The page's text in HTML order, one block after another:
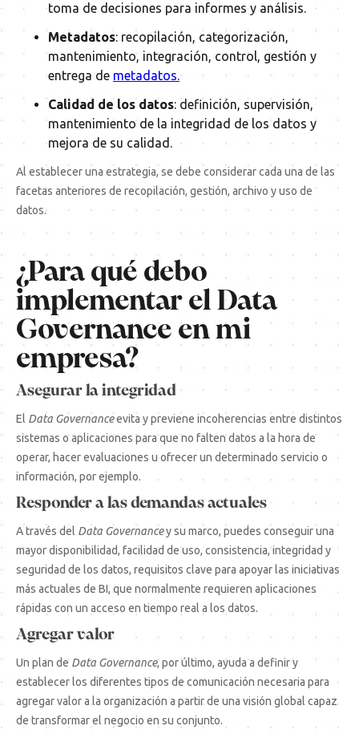
toma de decisiones para informes y análisis.
Metadatos: recopilación, categorización,
mantenimiento, integración, control, gestión y
entrega de metadatos.
Calidad de los datos: definición, supervisión,
mantenimiento de la integridad de los datos y
mejora de su calidad.
Al establecer una estrategia, se debe considerar cada una de las
facetas anteriores de recopilación, gestión, archivo y uso de
datos.
¿Para qué debo
implementar el Data
Governance en mi
empresa?
Asegurar la integridad
El Data Governanceevita y previene incoherencias entre distintos
sistemas o aplicaciones para que no falten datos a la hora de
operar, hacer evaluaciones u ofrecer un determinado servicio o
información, por ejemplo.
Responder a las demandas actuales
A través del Data Governancey su marco, puedes conseguir una
mayor disponibilidad, facilidad de uso, consistencia, integridad y
seguridad de los datos, requisitos clave para apoyar las iniciativas
más actuales de BI, que normalmente requieren aplicaciones
rápidas con un acceso en tiempo real a los datos.
Agregar valor
Un plan de Data Governance, por último, ayuda a definir y
establecer los diferentes tipos de comunicación necesaria para
agregar valor a la organización a partir de una visión global capaz
de transformar el negocio en su conjunto.